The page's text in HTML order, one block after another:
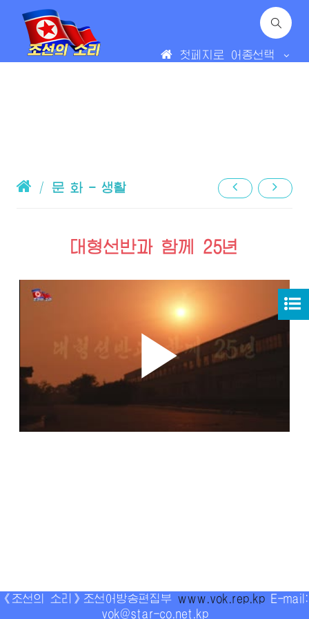
첫페지로 어종선택
/ 문 화 - 생활
대형선반과 함께 25년
《조선의 소리》조선어방송편집부 www.vok.rep.kp E-mail:
vok@star-co.net.kp